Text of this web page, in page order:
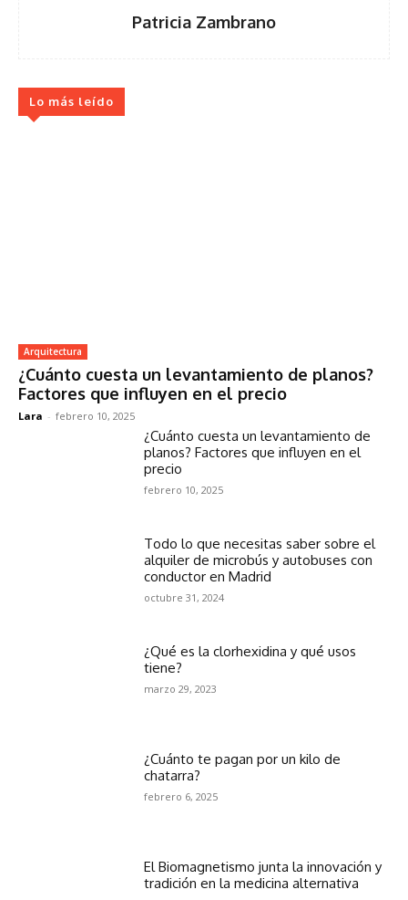
Patricia Zambrano
Lo más leído
Arquitectura
¿Cuánto cuesta un levantamiento de planos?
Factores que influyen en el precio
Lara - febrero 10, 2025
¿Cuánto cuesta un levantamiento de
planos? Factores que influyen en el
precio
febrero 10, 2025
Todo lo que necesitas saber sobre el
alquiler de microbús y autobuses con
conductor en Madrid
octubre 31, 2024
¿Qué es la clorhexidina y qué usos
tiene?
marzo 29, 2023
¿Cuánto te pagan por un kilo de
chatarra?
febrero 6, 2025
El Biomagnetismo junta la innovación y
tradición en la medicina alternativa